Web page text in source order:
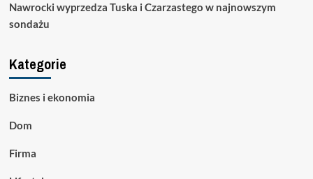
Nawrocki wyprzedza Tuska i Czarzastego w najnowszym
sondażu
Kategorie
Biznes i ekonomia
Dom
Firma